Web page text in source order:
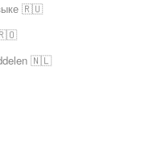
🇷🇺
🇷🇴
🇳🇱